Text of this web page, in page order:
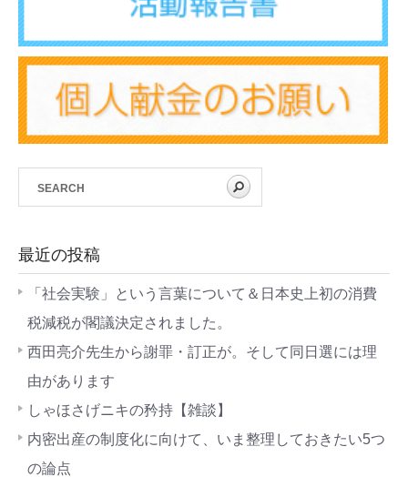
最近の投稿
「社会実験」という言葉について＆日本史上初の消費
税減税が閣議決定されました。
西田亮介先生から謝罪・訂正が。そして同日選には理
由があります
しゃほさげニキの矜持【雑談】
内密出産の制度化に向けて、いま整理しておきたい5つ
の論点